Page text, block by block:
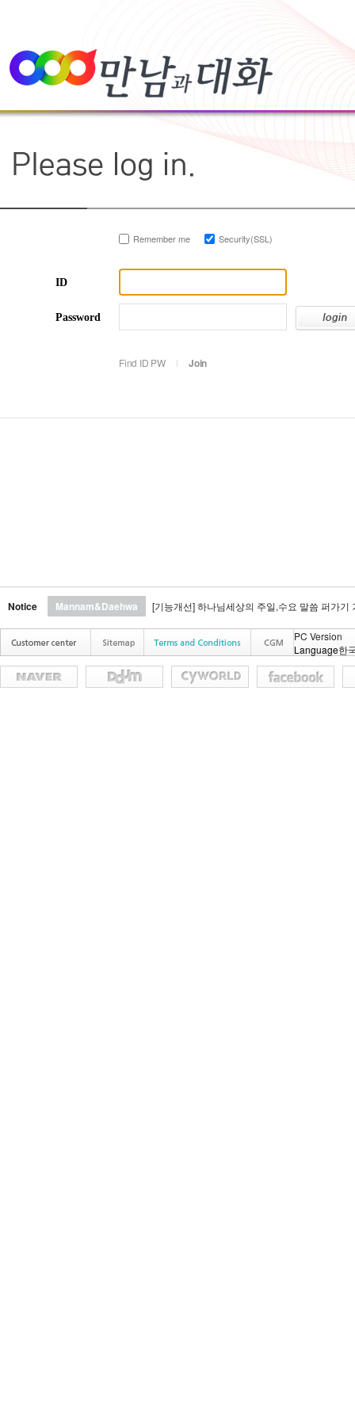
Remember me Security(SSL)
ID
Password
Find ID PW l Join
Notice Mannam&Daehwa [기능개선] 하나님세상의 주일,수요 말씀 퍼가기
PC Version
Language한